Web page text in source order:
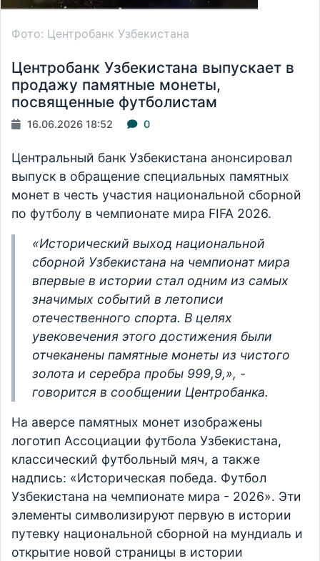
Фото: Центробанк Узбекистана
Центробанк Узбекистана выпускает в
продажу памятные монеты,
посвященные футболистам
16.06.2026 18:52 0
Центральный банк Узбекистана анонсировал
выпуск в обращение специальных памятных
монет в честь участия национальной сборной
по футболу в чемпионате мира FIFA 2026.
«Исторический выход национальной
сборной Узбекистана на чемпионат мира
впервые в истории стал одним из самых
значимых событий в летописи
отечественного спорта. В целях
увековечения этого достижения были
отчеканены памятные монеты из чистого
золота и серебра пробы 999,9,», -
говорится в сообщении Центробанка.
На аверсе памятных монет изображены
логотип Ассоциации футбола Узбекистана,
классический футбольный мяч, а также
надпись: «Историческая победа. Футбол
Узбекистана на чемпионате мира - 2026». Эти
элементы символизируют первую в истории
путевку национальной сборной на мундиаль и
открытие новой страницы в истории